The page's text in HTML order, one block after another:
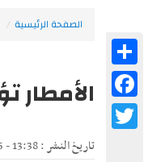
الصفحة الرئيسية
الأمطار
تاريخ النشر : 13:38 - 2026/06/15
Facebook
Twitter